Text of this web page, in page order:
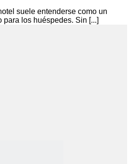
suele entenderse como un
los huéspedes. Sin [...]